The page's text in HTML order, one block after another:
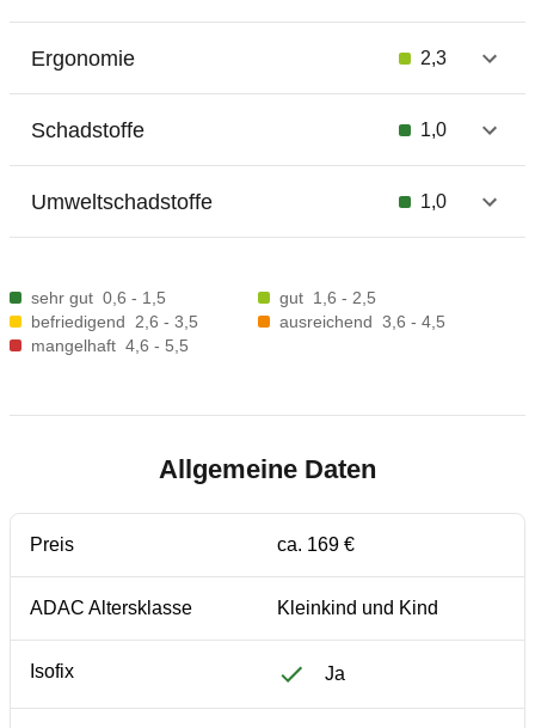
Ergonomie 2,3
Schadstoffe 1,0
Umweltschadstoffe 1,0
sehr gut 0,6 - 1,5 gut 1,6 - 2,5
befriedigend
2,6 - 3,5 ausreichend 3,6 - 4,5
mangelhaft 4,6 - 5,5
Allgemeine Daten
Preis ca. 169 €
ADAC Altersklasse Kleinkind und Kind
Isofix Ja